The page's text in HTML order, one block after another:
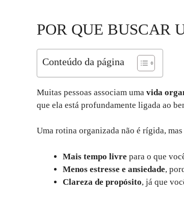
POR QUE BUSCAR
Conteúdo da página
Muitas pessoas associam uma vida
que ela está profundamente ligada ao
Uma rotina organizada não é rígida,
Mais tempo livre para o que
Menos estresse e ansiedade,
Clareza de propósito, já que